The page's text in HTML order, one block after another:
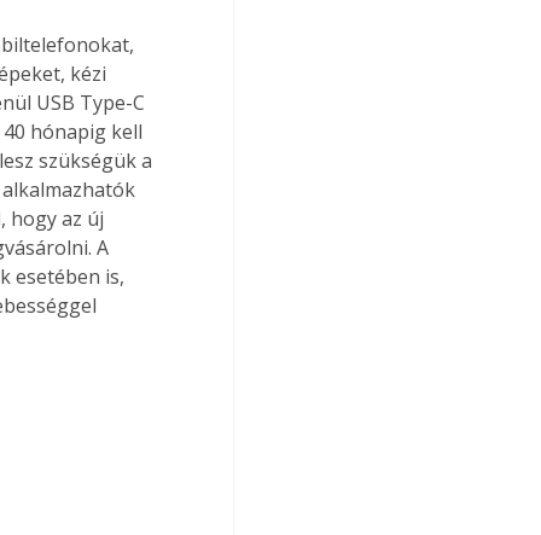
kézi
USB Type-C
hónapig kell
szükségük a
hogy az új
A
esetében is,